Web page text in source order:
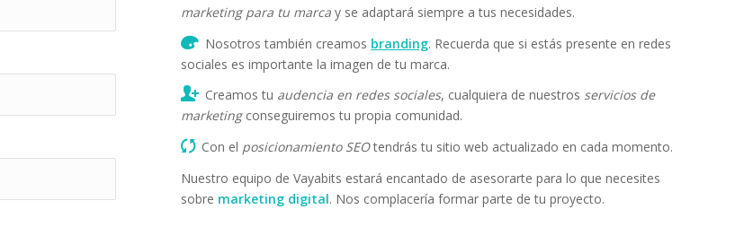
marketing para tu marca y se adaptará siempre a tus necesidades.
Nosotros también creamos branding. Recuerda que si estás presente en redes
sociales es importante la imagen de tu marca.
Creamos tu audencia en redes sociales, cualquiera de nuestros servicios de
marketingconseguiremos tu propia comunidad.
Con el posicionamiento SEOtendrás tu sitio web actualizado en cada momento.
Nuestro equipo de Vayabits estará encantado de asesorarte para lo que necesites
sobre marketing digital. Nos complacería formar parte de tu proyecto.